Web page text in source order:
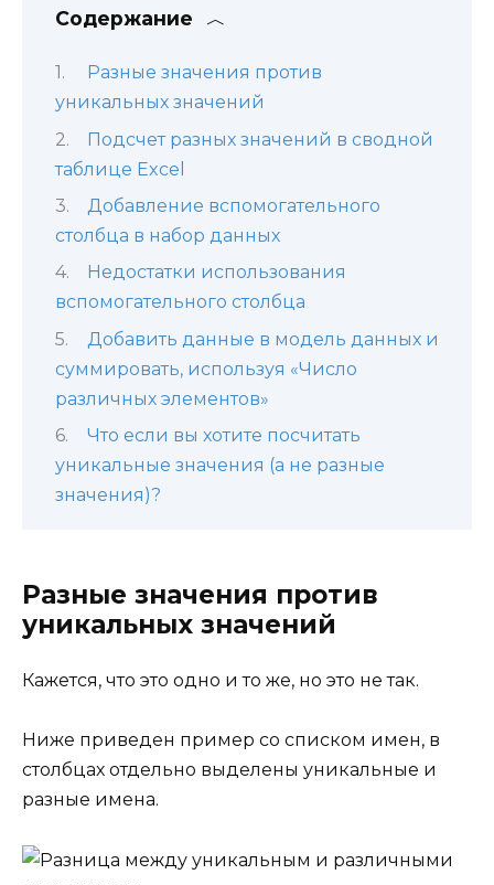
Содержание
Разные значения против
уникальных значений
Подсчет разных значений в сводной
таблице Excel
Добавление вспомогательного
столбца в набор данных
Недостатки использования
вспомогательного столбца
Добавить данные в модель данных и
суммировать, используя «Число
различных элементов»
Что если вы хотите посчитать
уникальные значения (а не разные
значения)?
Разные значения против
уникальных значений
Кажется, что это одно и то же, но это не так.
Ниже приведен пример со списком имен, в
столбцах отдельно выделены уникальные и
разные имена.